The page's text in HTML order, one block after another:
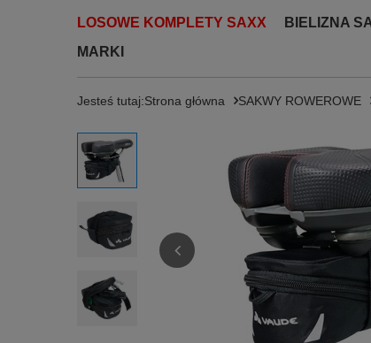
LOSOWE KOMPLETY SAXX BIELIZNA
MARKI
Jesteś tutaj:Strona główna SAKWY ROWEROWE